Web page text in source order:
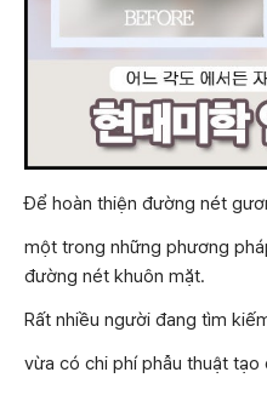
Để hoàn thiện đường nét
một trong những phương
đường nét khuôn mặt.
Rất nhiều người đang tìm
vừa có chi phí phẫu thuật